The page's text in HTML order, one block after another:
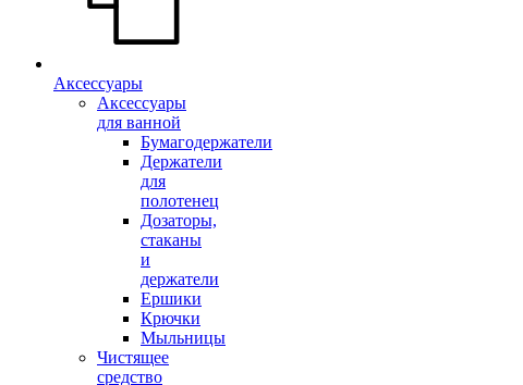
Аксессуары
Аксессуары
для ванной
Бумагодержатели
Держатели
для
полотенец
Дозаторы,
стаканы
и
держатели
Ершики
Крючки
Мыльницы
Чистящее
средство